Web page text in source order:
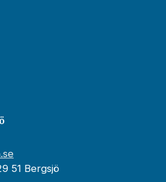
51 Bergsjö